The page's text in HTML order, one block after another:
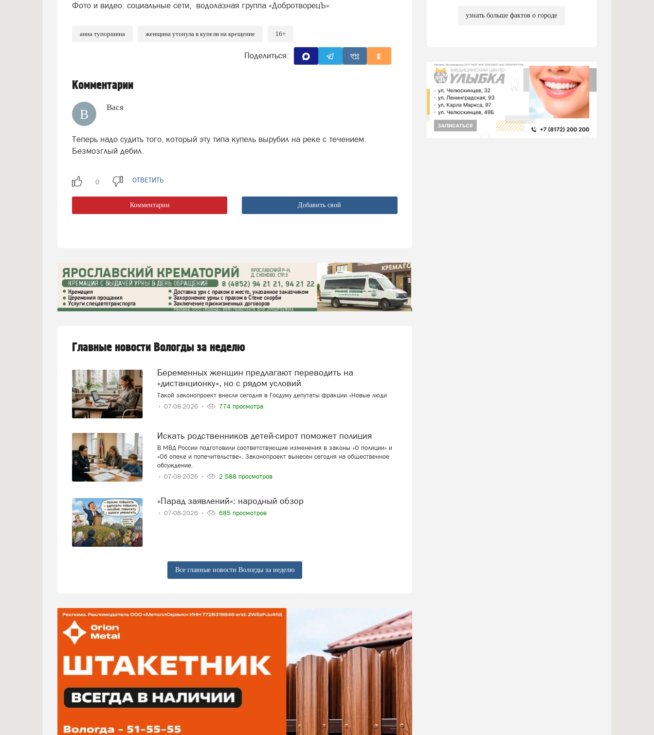
Фото и видео: социальные сети, водолазная группа «ДобротворецЪ»
анна тупоршина женщина утонула в купели на крещение 16+
Поделиться:
Комментарии
В Вася
Теперь надо судить того, который эту типа купель вырубил на реке с течением.
Безмозглый дебил.
ОТВЕТИТЬ
Комментарии Добавить свой
Главные новости Вологды за неделю
Беременных женщин предлагают переводить на
«дистанционку», но с рядом условий
Такой законопроект внесли сегодня в Госдуму депутаты фракции «Новые люди
07-08-2026
774 просмотра
Искать родственников детей-сирот поможет полиция
В МВД России подготовили соответствующие изменения в законы «О полиции» и
«Об опеке и попечительстве». Законопроект вынесен сегодня на общественное
обсуждение.
07-08-2026
2 588 просмотров
«Парад заявлений»: народный обзор
07-08-2026 685 просмотров
Все главные новости Вологды за неделю
узнать больше фактов о городе